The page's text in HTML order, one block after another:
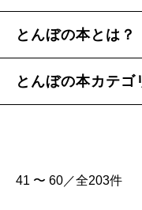
とんぼの本とは？
とんぼの本カテゴ
41 〜 60／全203件